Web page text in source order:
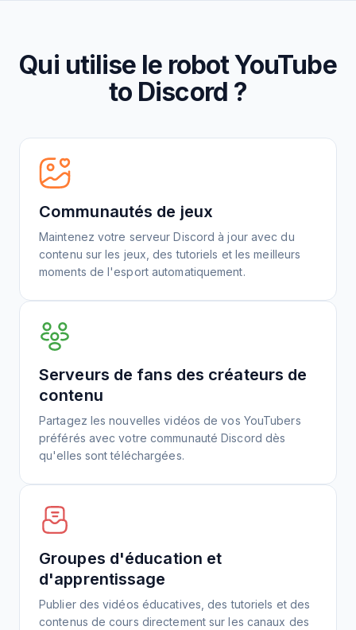
Qui utilise le robot YouTube
to Discord ?
Communautés de jeux
Maintenez votre serveur Discord à jour avec du
contenu sur les jeux, des tutoriels et les meilleurs
moments de l'esport automatiquement.
Serveurs de fans des créateurs de
contenu
Partagez les nouvelles vidéos de vos YouTubers
préférés avec votre communauté Discord dès
qu'elles sont téléchargées.
Groupes d'éducation et
d'apprentissage
Publier des vidéos éducatives, des tutoriels et des
contenus de cours directement sur les canaux des